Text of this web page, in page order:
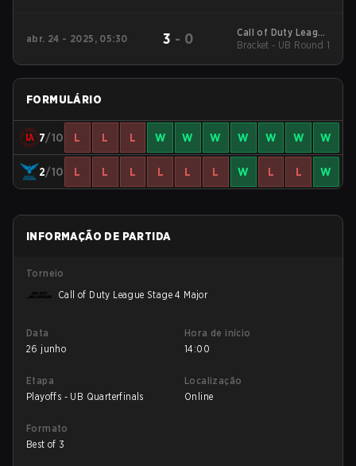
abr. 24 - 2025, 05:30 3 - 0
Call of Duty League
2025 Regular Season
Bracket - UB Round 1
FORMULÁRIO
7/10 L L L W W W W W W W
2/10 L L L L L L W L L W
INFORMAÇÃO DE PARTIDA
Torneio
Call of Duty League Stage 4 Major
Data
26 junho
Hora de início
14:00
Etapa
Playoffs - UB Quarterfinals
Localização
Online
Formato
Best of 3